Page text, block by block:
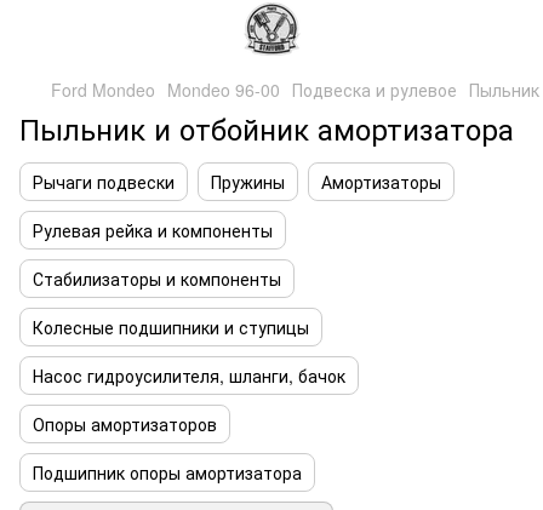
Ford Mondeo Mondeo 96-00 Подвеска и рулевое
Пыльник и отбойник амортизатора
Рычаги подвески Пружины
Амортизаторы
Рулевая рейка и компоненты
Стабилизаторы и компоненты
Колесные подшипники и ступицы
Насос гидроусилителя, шланги, бачок
Опоры амортизаторов
Подшипник опоры амортизатора